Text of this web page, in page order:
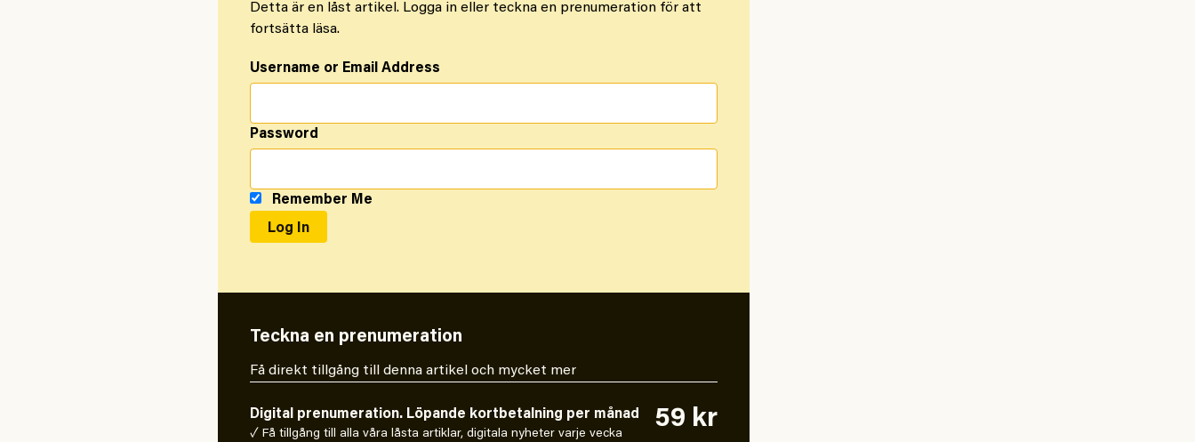
Detta är en låst artikel. Logga in eller teckna en prenumeration för att
fortsätta läsa.
Username or Email Address
Password
Remember Me
Teckna en prenumeration
Få direkt tillgång till denna artikel och mycket mer
Digital prenumeration. Löpande kortbetalning per månad
✓ Få tillgång till alla våra låsta artiklar, digitala nyheter varje vecka
59 kr